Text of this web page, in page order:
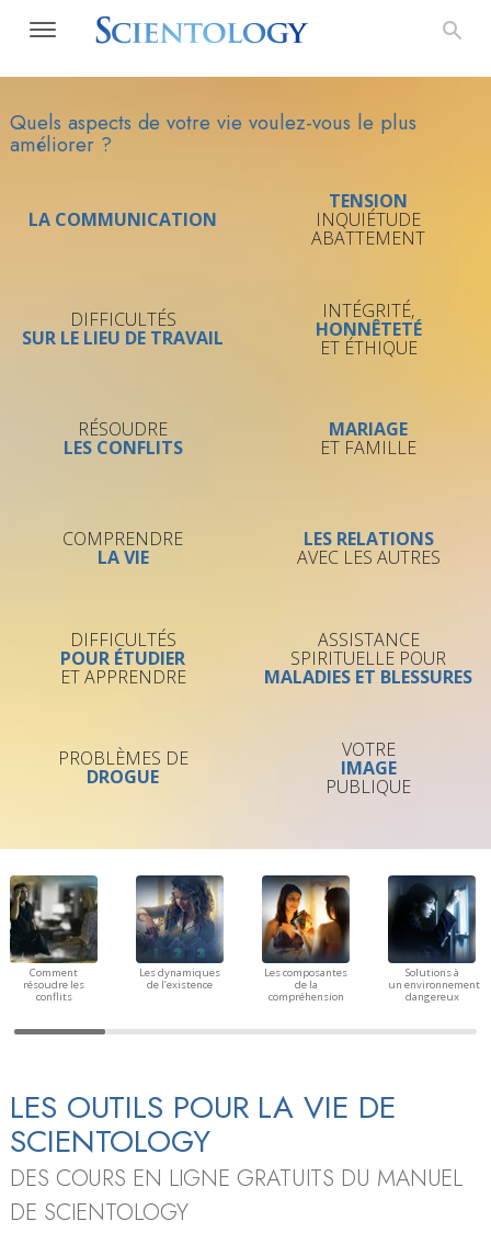
Quels aspects de votre vie voulez-vous le plus
améliorer ?
LA COMMUNICATION
TENSION
INQUIÉTUDE
ABATTEMENT
DIFFICULTÉS
SUR LE LIEU DE TRAVAIL
INTÉGRITÉ,
HONNÊTETÉ
ET ÉTHIQUE
RÉSOUDRE
LES CONFLITS
MARIAGE
ET FAMILLE
COMPRENDRE
LA VIE
LES RELATIONS
AVEC LES AUTRES
DIFFICULTÉS
POUR ÉTUDIER
ET APPRENDRE
ASSISTANCE
SPIRITUELLE POUR
MALADIES ET BLESSURES
PROBLÈMES DE
DROGUE
VOTRE
IMAGE
PUBLIQUE
Comment
résoudre les
conflits
Les dynamiques
de l’existence
Les composantes
de la
compréhension
Solutions à
un environnement
dangereux
LES OUTILS POUR LA VIE DE
SCIENTOLOGY
DES COURS EN LIGNE GRATUITS DU MANUEL
DE SCIENTOLOGY